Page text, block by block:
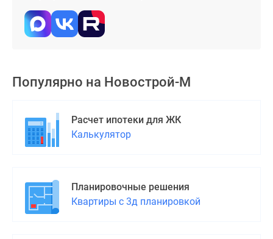
Коттеджные
поселки
Москве
поселки
Строящиеся
коттеджные
Коттеджные
поселки
Популярно на Новострой-М
Расчет ипотеки для ЖК
Калькулятор
Планировочные решения
Квартиры с 3д планировкой